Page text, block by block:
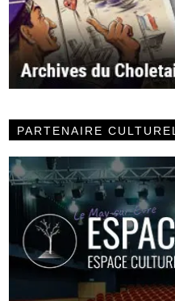
PARTENAIRE CULTUREL